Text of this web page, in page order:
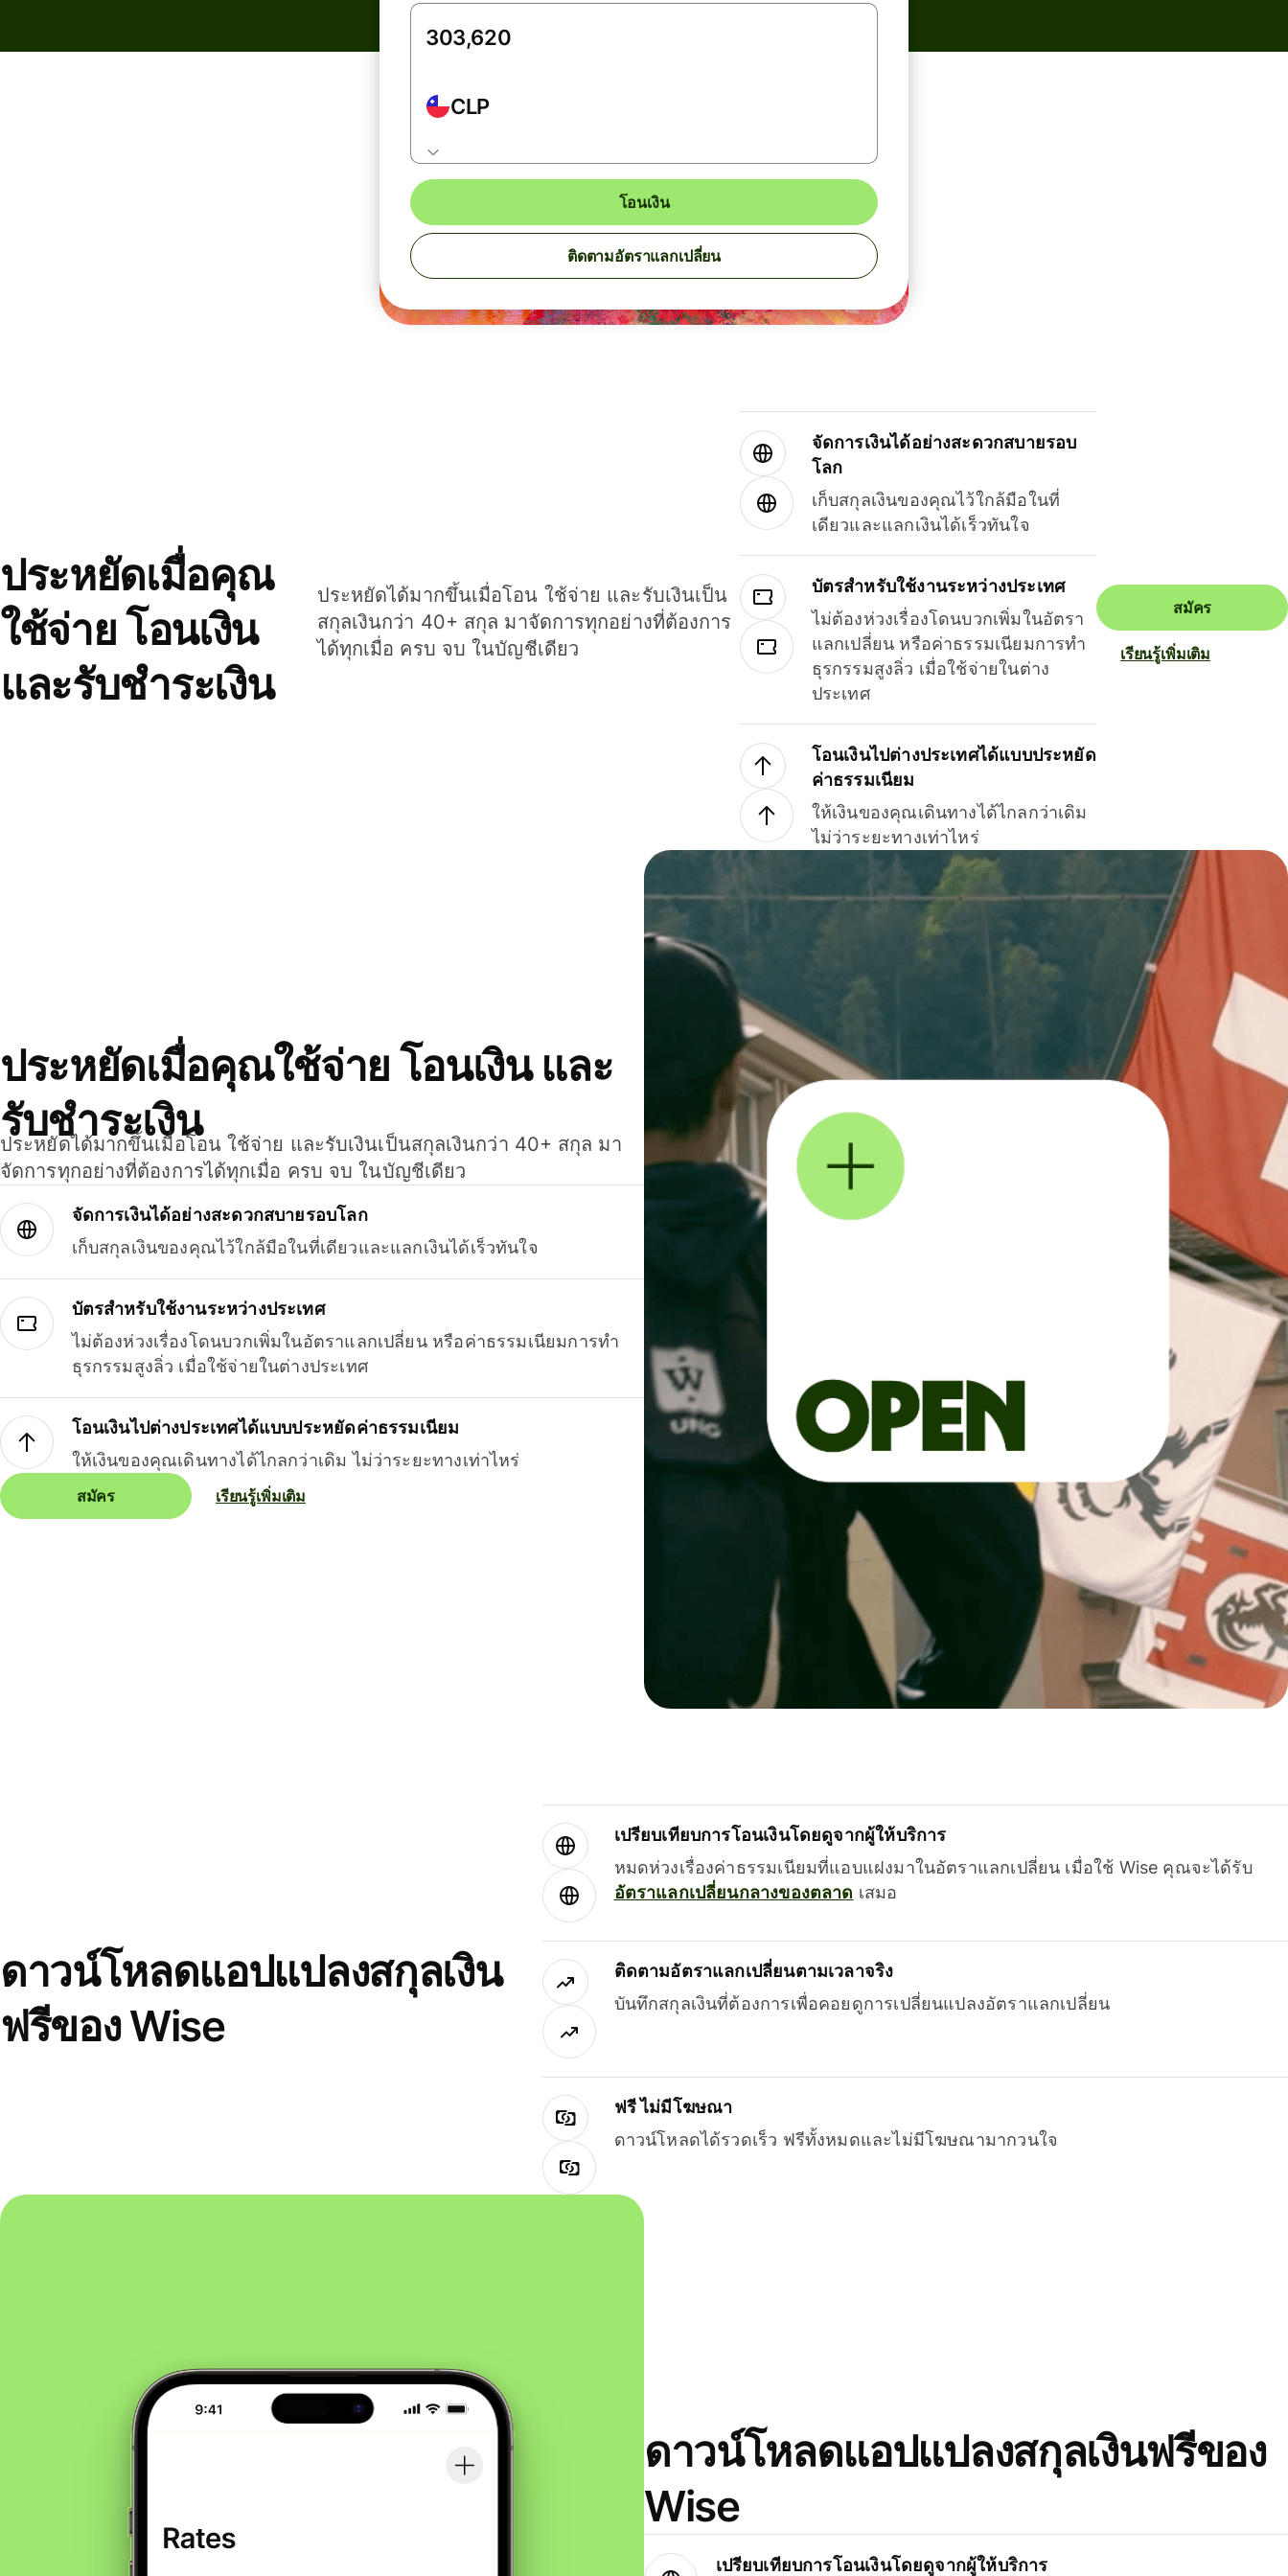
CLP
โอนเงิน
ติดตามอัตราแลกเปลี่ยน
ประหยัดเมื่อคุณ
ใช้จ่าย โอนเงิน
และรับชำระเงิน
ประหยัดได้มากขึ้นเมื่อโอน ใช้จ่าย และรับเงินเป็น
สกุลเงินกว่า 40+ สกุล มาจัดการทุกอย่างที่ต้องการ
ได้ทุกเมื่อ ครบ จบ ในบัญชีเดียว
จัดการเงินได้อย่างสะดวกสบายรอบ
โลก
เก็บสกุลเงินของคุณไว้ใกล้มือในที่
เดียวและแลกเงินได้เร็วทันใจ
บัตรสำหรับใช้งานระหว่างประเทศ
ไม่ต้องห่วงเรื่องโดนบวกเพิ่มในอัตรา
แลกเปลี่ยน หรือค่าธรรมเนียมการทำ
ธุรกรรมสูงลิ่ว เมื่อใช้จ่ายในต่าง
ประเทศ
โอนเงินไปต่างประเทศได้แบบประหยัด
ค่าธรรมเนียม
ให้เงินของคุณเดินทางได้ไกลกว่าเดิม
ไม่ว่าระยะทางเท่าไหร่
สมัคร
เรียนรู้เพิ่มเติม
ประหยัดเมื่อคุณใช้จ่าย โอนเงิน และ
รับชำระเงิน
ประหยัดได้มากขึ้นเมื่อโอน ใช้จ่าย และรับเงินเป็นสกุลเงินกว่า 40+ สกุล มา
จัดการทุกอย่างที่ต้องการได้ทุกเมื่อ ครบ จบ ในบัญชีเดียว
จัดการเงินได้อย่างสะดวกสบายรอบโลก
เก็บสกุลเงินของคุณไว้ใกล้มือในที่เดียวและแลกเงินได้เร็วทันใจ
บัตรสำหรับใช้งานระหว่างประเทศ
ไม่ต้องห่วงเรื่องโดนบวกเพิ่มในอัตราแลกเปลี่ยน หรือค่าธรรมเนียมการทำ
ธุรกรรมสูงลิ่ว เมื่อใช้จ่ายในต่างประเทศ
โอนเงินไปต่างประเทศได้แบบประหยัดค่าธรรมเนียม
ให้เงินของคุณเดินทางได้ไกลกว่าเดิม ไม่ว่าระยะทางเท่าไหร่
สมัคร เรียนรู้เพิ่มเติม
ดาวน์โหลดแอปแปลงสกุลเงิน
ฟรีของ Wise
เปรียบเทียบการโอนเงินโดยดูจากผู้ให้บริการ
หมดห่วงเรื่องค่าธรรมเนียมที่แอบแฝงมาในอัตราแลกเปลี่ยน เมื่อใช้ Wise คุณจะได้รับ
อัตราแลกเปลี่ยนกลางของตลาด เสมอ
ติดตามอัตราแลกเปลี่ยนตามเวลาจริง
บันทึกสกุลเงินที่ต้องการเพื่อคอยดูการเปลี่ยนแปลงอัตราแลกเปลี่ยน
ฟรี ไม่มีโฆษณา
ดาวน์โหลดได้รวดเร็ว ฟรีทั้งหมดและไม่มีโฆษณามากวนใจ
ดาวน์โหลดแอปแปลงสกุลเงินฟรีของ
Wise
เปรียบเทียบการโอนเงินโดยดูจากผู้ให้บริการ